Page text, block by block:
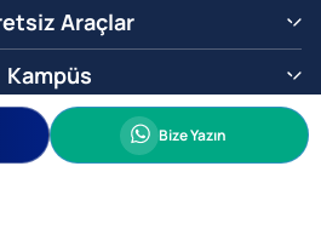
Araçlar
Kampüs
20 Whatsapp
Bize Yazın